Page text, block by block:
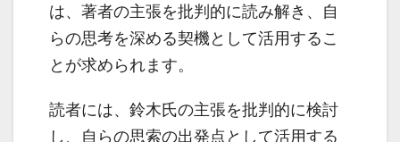
は、著者の主張を批判的に読み解き、自
らの思考を深める契機として活用するこ
とが求められます。
読者には、鈴木氏の主張を批判的に検討
し、自らの思索の出発点として活用する